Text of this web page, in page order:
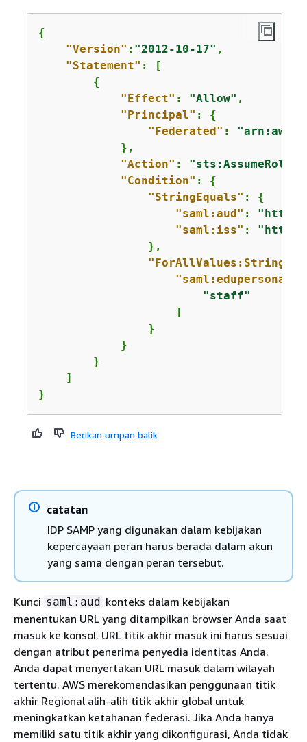
{
"Version" : "2012-10-17" ,
"Statement" : [
{
"Effect" : "Allow" ,
"Principal" : {
"Federated" : "arn:aws-
            },
"Action" :
"Condition" : {
"StringEquals" : {
"saml:aud" :
"saml:iss" :
                },
"staff"
                    ]
                }
            }
        }
    ]
}
Berikan umpan balik
catatan
IDP SAMP yang digunakan dalam kebijakan
kepercayaan peran harus berada dalam akun
yang sama dengan peran tersebut.
Kunci saml:aud konteks dalam kebijakan
menentukan URL yang ditampilkan browser Anda saat
masuk ke konsol. URL titik akhir masuk ini harus sesuai
dengan atribut penerima penyedia identitas Anda.
Anda dapat menyertakan URL masuk dalam wilayah
tertentu. AWS merekomendasikan penggunaan titik
akhir Regional alih-alih titik akhir global untuk
meningkatkan ketahanan federasi. Jika Anda hanya
memiliki satu titik akhir yang dikonfigurasi, Anda tidak